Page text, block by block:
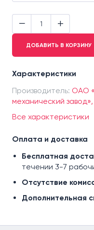
− +
ДОБАВИТЬ В КОРЗИНУ
Характеристики
Производитель: ОАО
механический
Все характеристики
Оплата и доставка
Бесплатная
течении 3-7
Отсутствие
Дополнительная